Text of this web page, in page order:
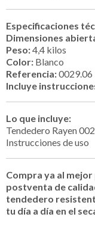
Especificaciones
Dimensiones
Peso:4,4 kilos
Color: Blanco
Referencia:0029.06
Incluye
Lo que incluye:
Tendedero Rayen
Instrucciones de uso
Compra ya al
postventa de
tendedero
tu día a día en el